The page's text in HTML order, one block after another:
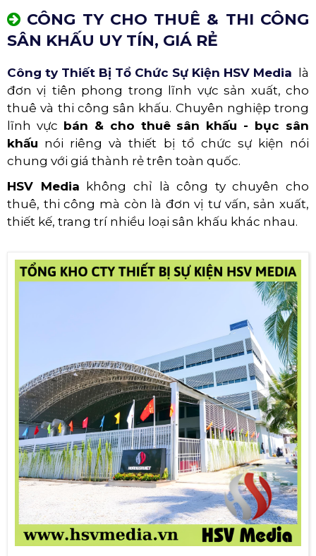
CÔNG TY CHO THUÊ & THI CÔNG
SÂN KHẤU UY TÍN, GIÁ RẺ
Công ty Thiết Bị Tổ Chức Sự Kiện HSV Media là
đơn vị tiên phong trong lĩnh vực sản xuất, cho
thuê và thi công sân khấu. Chuyên nghiệp trong
lĩnh vực bán & cho thuê sân khấu - bục sân
khấu nói riêng và thiết bị tổ chức sự kiện nói
chung với giá thành rẻ trên toàn quốc.
HSV Media không chỉ là công ty chuyên cho
thuê, thi công mà còn là đơn vị tư vấn, sản xuất,
thiết kế, trang trí nhiều loại sân khấu khác nhau.